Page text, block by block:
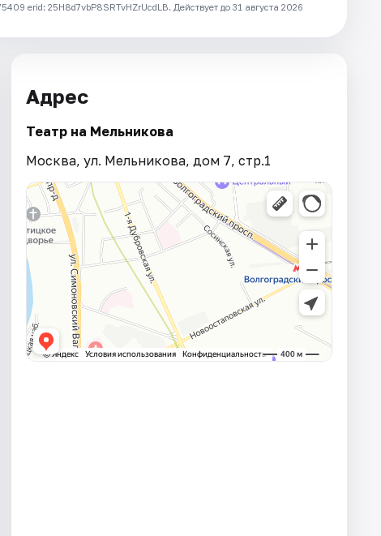
erid: 25H8d7vbP8SRTvHZrUcdLB. Действует до 31 августа 2026
Адрес
Театр на Мельникова
Москва, ул. Мельникова, дом 7, стр.1